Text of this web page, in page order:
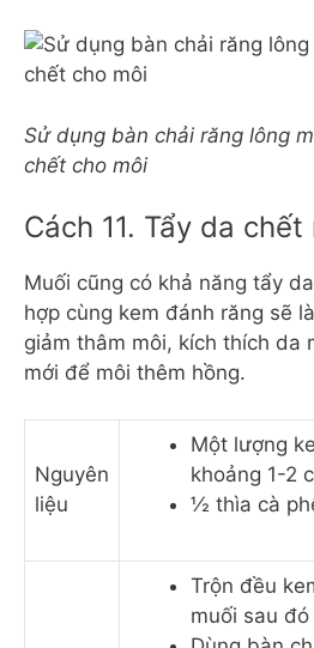
Sử dụng bàn chải răng lông
chết cho môi
Cách 11. Tẩy da
Muối cũng có khả năng tẩy
hợp cùng kem đánh răng sẽ
giảm thâm môi, kích thích da
mới để môi thêm hồng.
Nguyên
liệu
Một lượng
khoảng 1-2
½ thìa cà
Trộn đều
muối sau